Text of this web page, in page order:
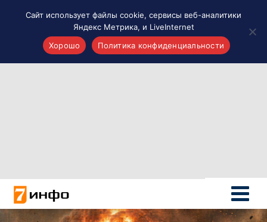
Новости России
Политика
Новости мира
Сайт использует файлы cookie, сервисы веб-аналитики
Яндекс Метрика, и LiveInternet
Хорошо
Политика конфиденциальности